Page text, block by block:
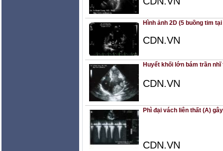
Hình ảnh 2D (5 buồng tim
CDN.VN
Huyểt khối lớn bám trần
CDN.VN
Phì đại vách liên thất (A)
CDN.VN